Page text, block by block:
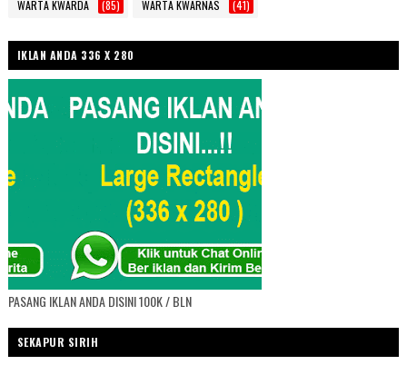
WARTA KWARDA (85) WARTA KWARNAS (41)
IKLAN ANDA 336 X 280
PASANG IKLAN ANDA DISINI 100K / BLN
SEKAPUR SIRIH